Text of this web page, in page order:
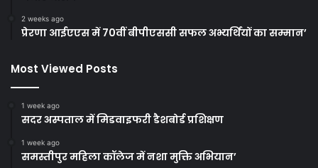
2 weeks ago
प्रेरणा आईएएस में 70वीं बीपीएससी सफल अभ्यर्थियों का सम्मान’
Most Viewed Posts
1 week ago
सदर अस्पताल में मिडवाइफरी डैशबोर्ड प्रशिक्षण
1 week ago
समस्तीपुर महिला कॉलेज में नशा मुक्ति अभियान’